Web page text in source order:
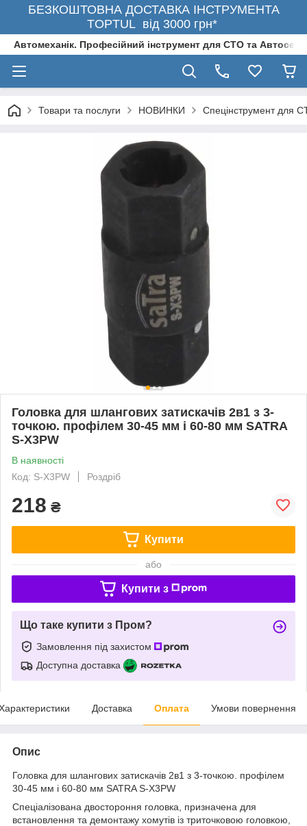
БЕЗКОШТОВНА ДОСТАВКА ІНСТРУМЕНТА
TOPTUL від 3000 грн*
Автомеханік. Професійний інструмент для СТО та
Товари та послуги НОВИНКИ Спецінструмент для
Головка для шлангових затискачів 2в1 з 3-
точкою. профілем 30-45 мм і 60-80 мм SATRA
S-X3PW
В наявності
Код: S-X3PW
Роздріб
218 ₴
Купити
або
Купити з
Що таке купити з Пром?
Замовлення під захистом
Доступна доставка
Доставка Оплата Умови повернення
Опис
Головка для шлангових затискачів 2в1 з 3-точкою. профілем
30-45 мм і 60-80 мм SATRA S-X3PW
Спеціалізована двостороння головка, призначена для
встановлення та демонтажу хомутів із триточковою головкою,